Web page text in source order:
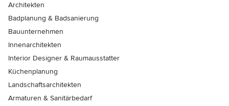
Architekten
Badplanung & Badsanierung
Bauunternehmen
Innenarchitekten
Interior Designer & Raumausstatter
Küchenplanung
Landschaftsarchitekten
Armaturen & Sanitärbedarf